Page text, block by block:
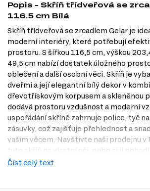
Popis - Skříň třídveřová se
116.5 cm Bílá
Skříň třídveřová se zrcadlem Gelar je
moderní interiéry, které potřebují
prostoru. S šířkou 116,5 cm, výškou
49,5 cm nabízí dostatek úložného
oblečení a další osobní věci. Skříň je
dveřmi a její elegantní bílý dekor v
dřevotřískovým korpusem a skleněnou
dodává prostoru vzdušnost a moderní
uspořádání skříně zahrnuje police, tyč
zásuvky, což zajišťuje přehlednost a
vašim věcem. Navštivte naši prodejnu v
tuto skříň na vlastní oči, nebo si ji
Dubok.cz.
Číst celý text